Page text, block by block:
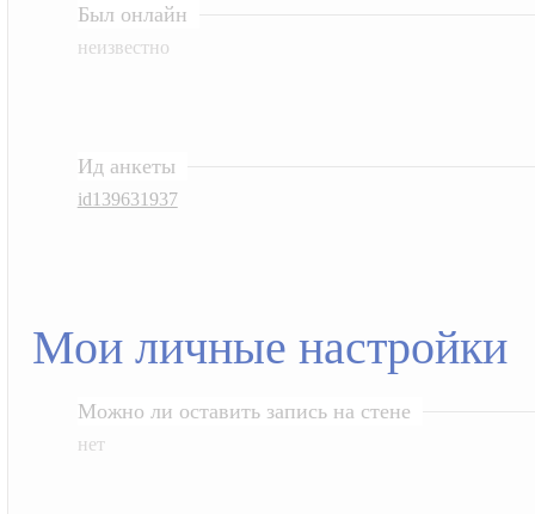
Был онлайн
неизвестно
Ид анкеты
id139631937
Мои личные настройки
Можно ли оставить запись на стене
нет